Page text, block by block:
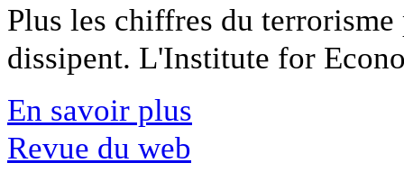
Plus les chiffres du
dissipent. L'Institute for
En savoir plus
Revue du web